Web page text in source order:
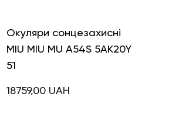
Окуляри сонцезахисні
MIU MIU MU A54S 5AK20Y
51
18759,00 UAH